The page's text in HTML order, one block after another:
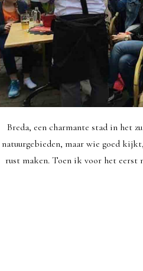
Breda, een charmante stad in het
natuurgebieden, maar wie goed
rust maken. Toen ik voor het eerst